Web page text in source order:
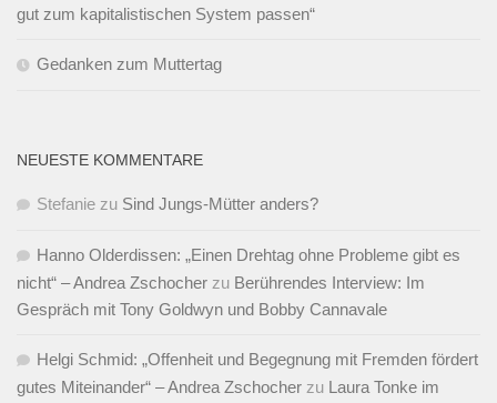
gut zum kapitalistischen System passen“
Gedanken zum Muttertag
NEUESTE KOMMENTARE
Stefanie zu Sind Jungs-Mütter anders?
Hanno Olderdissen: „Einen Drehtag ohne Probleme gibt es
nicht“ – Andrea Zschocher zu Berührendes Interview: Im
Gespräch mit Tony Goldwyn und Bobby Cannavale
Helgi Schmid: „Offenheit und Begegnung mit Fremden fördert
gutes Miteinander“ – Andrea Zschocher zu Laura Tonke im